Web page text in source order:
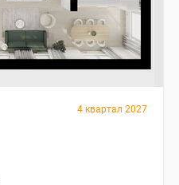
4 квартал 2027